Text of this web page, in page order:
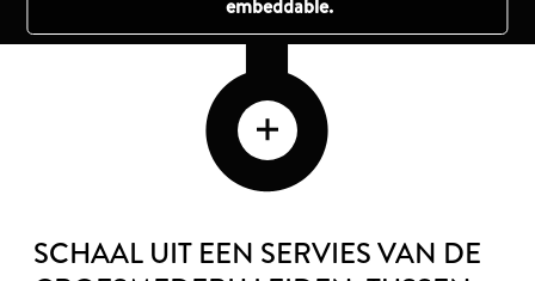
SCHAAL UIT EEN SERVIES VAN DE